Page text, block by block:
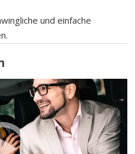
und einfache